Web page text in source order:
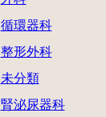
循環器科
整形外科
未分類
腎泌尿器科